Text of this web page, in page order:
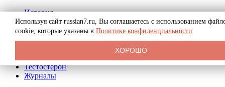
История
Биография
Криминал
Реклама на сайте
Тестостерон
Журналы
Используя сайт russian7.ru, Вы соглашаетесь с использованием
cookie, которые указаны в Политике конфиденциальности
ХОРОШО